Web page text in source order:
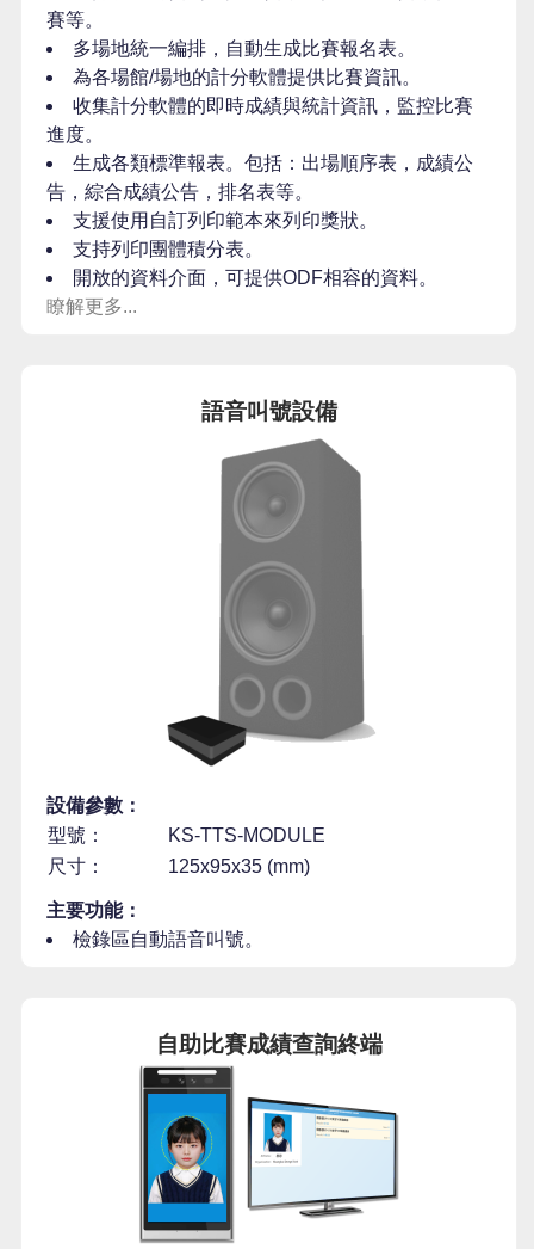
賽等。
多場地統一編排，自動生成比賽報名表。
為各場館/場地的計分軟體提供比賽資訊。
收集計分軟體的即時成績與統計資訊，監控比賽
進度。
生成各類標準報表。包括：出場順序表，成績公
告，綜合成績公告，排名表等。
支援使用自訂列印範本來列印獎狀。
支持列印團體積分表。
開放的資料介面，可提供ODF相容的資料。
瞭解更多...
語音叫號設備
設備參數：
型號：
KS-TTS-MODULE
尺寸：
125x95x35 (mm)
主要功能：
檢錄區自動語音叫號。
自助比賽成績查詢終端